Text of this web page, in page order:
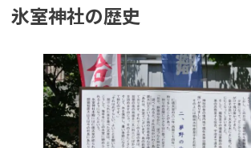
氷室神社の歴史